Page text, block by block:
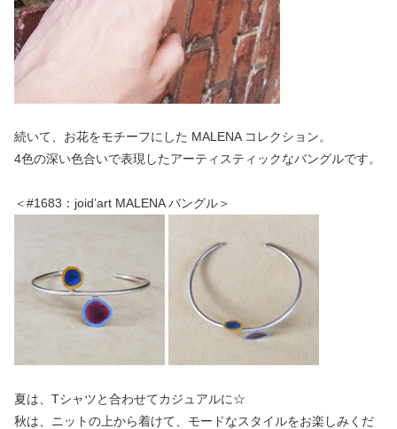
続いて、お花をモチーフにした MALENA コレクション。
4色の深い色合いで表現したアーティスティックなバングルです。
＜#1683：joid’art MALENA バングル＞
夏は、Tシャツと合わせてカジュアルに☆
秋は、ニットの上から着けて、モードなスタイルをお楽しみくだ